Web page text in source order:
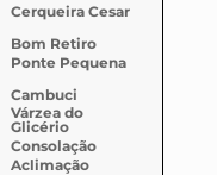
Cerqueira Cesar
Bom Retiro
Ponte Pequena
Cambuci
Várzea do
Glicério
Consolação
Aclimação